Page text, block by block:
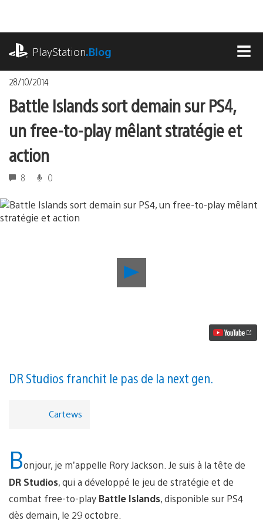
contenu
PlayStation.Blog
28/10/2014
Battle Islands sort demain sur PS4,
un free-to-play mêlant stratégie et
action
8 0
vidéo
free-
to-
DR Studios franchit le pas de la next gen.
Cartews
Bonjour, je m’appelle Rory Jackson. Je suis à la tête de
DR Studios, qui a développé le jeu de stratégie et de
combat free-to-play Battle Islands, disponible sur PS4
dès demain, le 29 octobre.